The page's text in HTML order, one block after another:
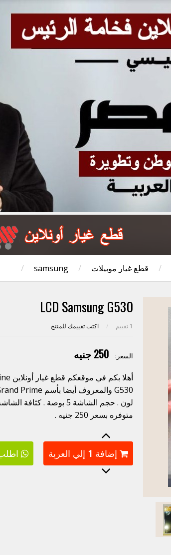
/ قطع غيار موبيلات /
samsung
/
LCD Samsung G530
1 تقييم / اكتب تقييمك للمنتج
السعر: 250 جنيه
متوفره بسعر 250 جنيه .
إضافة 1 إلي العربة